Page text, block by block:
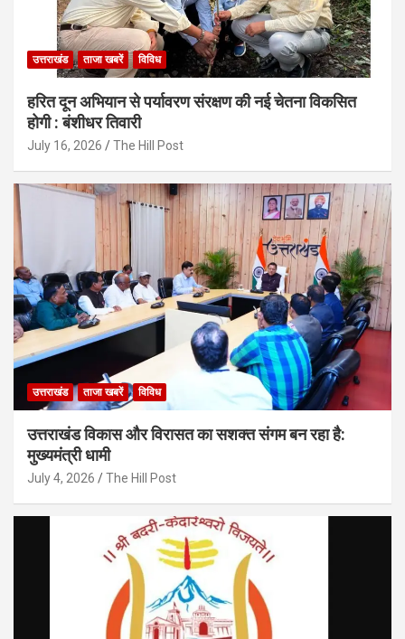
उत्तराखंड ताजा खबरें विविध
हरित दून अभियान से पर्यावरण संरक्षण की नई चेतना विकसित
होगी : बंशीधर तिवारी
July 16, 2026 The Hill Post
उत्तराखंड ताजा खबरें विविध
उत्तराखंड विकास और विरासत का सशक्त संगम बन रहा है:
मुख्यमंत्री धामी
July 4, 2026 The Hill Post